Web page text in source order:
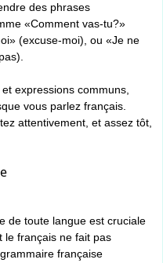
des phrases
«Comment vas-tu?»
(excuse-moi), ou «Je ne
expressions communs,
vous parlez français.
attentivement, et assez tôt,
de toute langue est cruciale
le français ne fait pas
française